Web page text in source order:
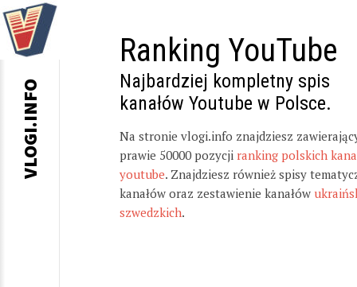
Ranking YouTube
Najbardziej kompletny spis
kanałów Youtube w Polsce.
Na stronie vlogi.info znajdziesz
prawie 50000 pozycji ranking polskich
youtube. Znajdziesz również spisy
kanałów oraz zestawienie kanałów
szwedzkich.
VLOGI.INFO